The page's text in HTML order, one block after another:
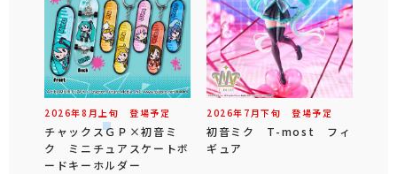
2026年8 月 上旬 登場予定
チャックスＧＰ×初音ミ
ク ミニチュアスケートボ
ードキーホルダー
2026年 7 月下旬 登場予定
初音ミク T-most フィ
ギュア